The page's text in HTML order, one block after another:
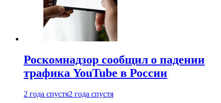
Роскомнадзор сообщил о падении
трафика YouTube в России
2 года спустя2 года спустя